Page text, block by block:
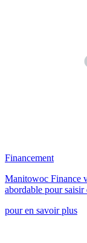
Financement
Manitowoc Finance
abordable pour
pour en savoir plus